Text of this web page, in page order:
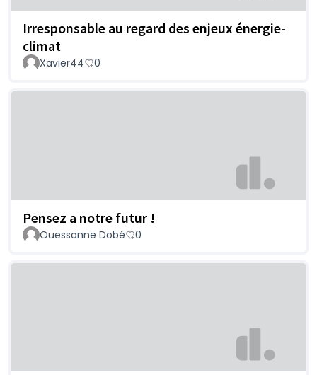
Irresponsable au regard des enjeux énergie-
climat
Xavier44 0
Pensez a notre futur !
Ouessanne Dobé 0